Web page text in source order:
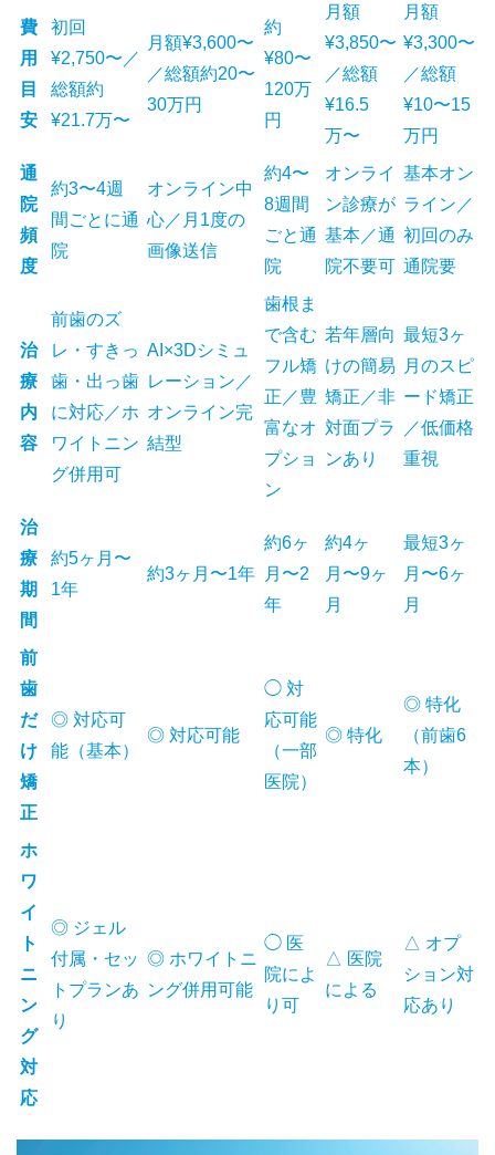
費
用
目
安
初回
¥2,750〜／
総額約
¥21.7万〜
月額¥3,600〜
／総額約20〜
30万円
約
¥80〜
120万
円
月額
¥3,850〜
／総額
¥16.5
万〜
月額
¥3,300〜
／総額
¥10〜15
万円
通
院
頻
度
約3〜4週
間ごとに通
院
オンライン中
心／月1度の
画像送信
約4〜
8週間
ごと通
院
オンライ
ン診療が
基本／通
院不要可
基本オン
ライン／
初回のみ
通院要
治
療
内
容
前歯のズ
レ・すきっ
歯・出っ歯
に対応／ホ
ワイトニン
グ併用可
AI×3Dシミュ
レーション／
オンライン完
結型
歯根ま
で含む
フル矯
正／豊
富なオ
プショ
ン
若年層向
けの簡易
矯正／非
対面プラ
ンあり
最短3ヶ
月のスピ
ード矯正
／低価格
重視
治
療
期
間
約5ヶ月〜
1年
約3ヶ月〜1年
約6ヶ
月〜2
年
約4ヶ
月〜9ヶ
月
最短3ヶ
月〜6ヶ
月
前
歯
だ
け
矯
正
◎ 対応可
能（基本）
◎ 対応可能
◯ 対
応可能
（一部
医院）
◎ 特化
◎ 特化
（前歯6
本）
ホ
ワ
イ
ト
ニ
ン
グ
対
応
◎ ジェル
付属・セッ
トプランあ
り
◎ ホワイトニ
ング併用可能
◯ 医
院によ
り可
△ 医院
による
△ オプ
ション対
応あり